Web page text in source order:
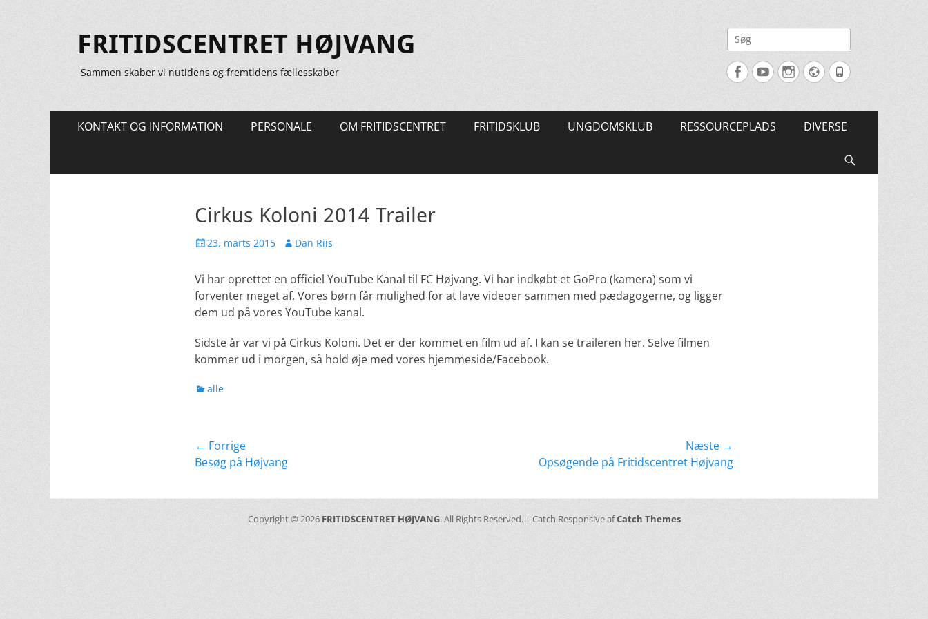
FRITIDSCENTRET HØJVANG
Sammen skaber vi nutidens og fremtidens fællesskaber
Søg
efter:
FacebookYouTubeInstagram
Website
Tlf.
Primær
KONTAKT OG INFORMATION PERSONALE OM FRITIDSCENTRET FRITIDSKLUB UNGDOMSKLUB RESSOURCEPLADS DIVERSE
Cirkus Koloni 2014 Trailer
Udgivet
23. marts 2015 Forfatter
Dan Riis
Vi har oprettet en officiel YouTube Kanal til FC Højvang. Vi har indkøbt et GoPro (kamera) som vi
forventer meget af. Vores børn får mulighed for at lave videoer sammen med pædagogerne, og ligger
dem ud på vores YouTube kanal.
Sidste år var vi på Cirkus Koloni. Det er der kommet en film ud af. I kan se traileren her. Selve filmen
kommer ud i morgen, så hold øje med vores hjemmeside/Facebook.
kategorier
alle
Indlægsnavigation
← Forrige
Forrige
Besøg på Højvang
Næste →
Opsøgende på Fritidscentret Højvang
Copyright © 2026 FRITIDSCENTRET HØJVANG. All Rights Reserved. | Catch Responsive afCatch Themes